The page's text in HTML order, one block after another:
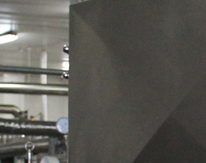
批发网：